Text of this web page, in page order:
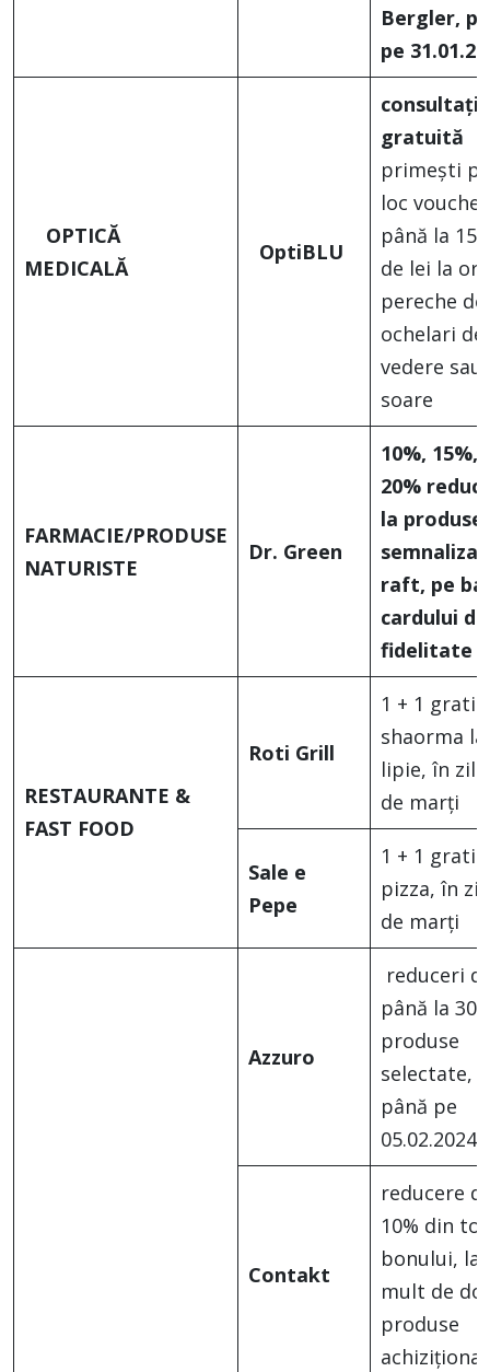
Bergler,
pe
OPTICĂ
MEDICALĂ
OptiBLU
consultație
gratuită
primești pe
loc
până la
de lei la
pereche de
ochelari de
vedere sau
soare
FARMACIE/PRODUSE
NATURISTE
Dr. Green
10%, 15%,
20%
la
raft, pe
cardului de
fidelitate
RESTAURANTE &
FAST FOOD
Roti Grill
1 + 1
shaorma la
lipie, în
de marți
Sale e
Pepe
1 + 1
pizza, în
de marți
Azzuro
reduceri
până la
produse
selectate,
până pe
05.02.2024
Contakt
reducere
10% din
bonului, la
mult de
produse